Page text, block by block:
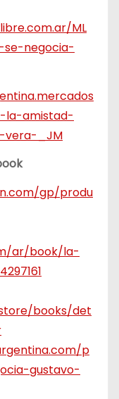
ML
se-negocia-
la-amistad-
vera-_JM
gp/produ
ar/book/la-
books/det
p
gustavo-